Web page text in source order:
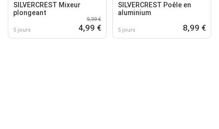
SILVERCREST Mixeur
plongeant
5 jours
9,99 €
4,99 €
SILVERCREST Poêle en
aluminium
5 jours 8,99 €